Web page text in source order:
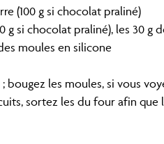
(100 g si chocolat praliné)
g si chocolat praliné), les 30 g
moules en silicone
; bougez les moules, si vous
sortez les du four afin